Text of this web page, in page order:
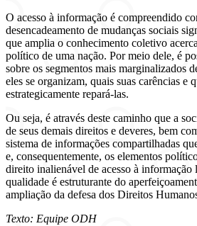
O acesso à informação é compreendido
desencadeamento de mudanças sociais
que amplia o conhecimento coletivo
político de uma nação. Por meio dele, é
sobre os segmentos mais marginalizados
eles se organizam, quais suas carências e
estrategicamente repará-las.
Ou seja, é através deste caminho que a
de seus demais direitos e deveres, bem
sistema de informações compartilhadas
e, consequentemente, os elementos
direito inalienável de acesso à informação
qualidade é estruturante do
ampliação da defesa dos Direitos
Texto: Equipe ODH